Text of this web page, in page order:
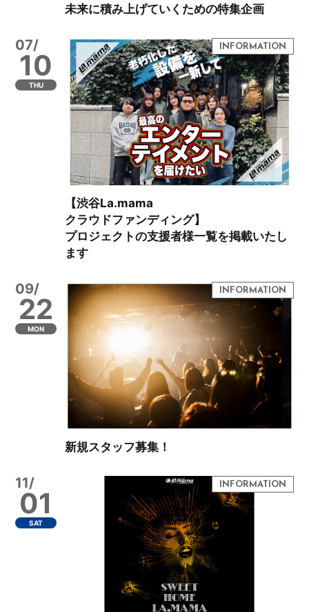
未来に積み上げていくための特集企画
07/
10
THU
【渋谷La.mama
クラウドファンディング】
プロジェクトの支援者様一覧を掲載いたし
ます
09/
22
MON
新規スタッフ募集！
11/
01
SAT